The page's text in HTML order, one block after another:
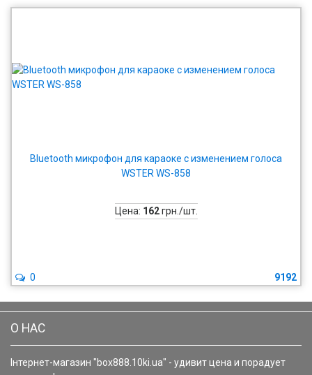
Bluetooth микрофон для караоке с изменением голоса
WSTER WS-858
Цена: 162грн./шт.
9192
0
О НАС
Інтернет-магазин "box888.10ki.ua" - удивит цена и порадует